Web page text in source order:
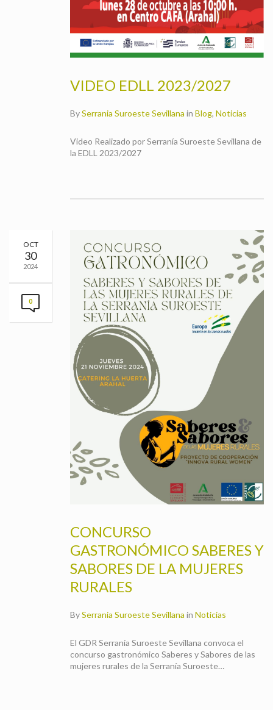
VIDEO EDLL 2023/2027
BySerrania Suroeste Sevillana in Blog, Noticias
Video Realizado por Serranía Suroeste Sevillana de
la EDLL 2023/2027
OCT
30
2024
0
CONCURSO
GASTRONÓMICO SABERES Y
SABORES DE LA MUJERES
RURALES
BySerrania Suroeste Sevillana in Noticias
El GDR Serranía Suroeste Sevillana convoca el
concurso gastronómico Saberes y Sabores de las
mujeres rurales de la Serranía Suroeste…